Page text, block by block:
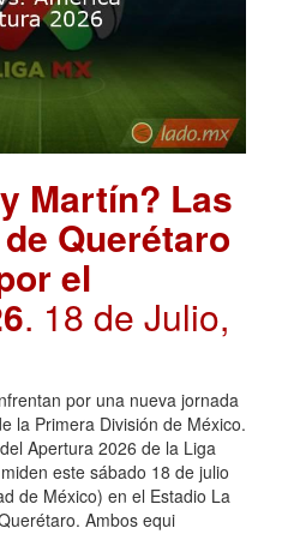
Martín? Las
Querétaro
el
. 18 de Julio,
por una nueva jornada
la Primera División de México.
Apertura 2026 de la Liga
este sábado 18 de julio
de México) en el Estadio La
Ambos equi